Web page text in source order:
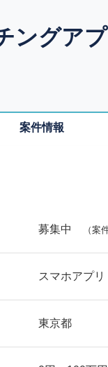
ングア
案件情報
募集中 （案
スマホアプリ
東京都